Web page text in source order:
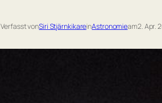
Verfasst vonSiri StjärnkikareinAstronomieam2. Apr.